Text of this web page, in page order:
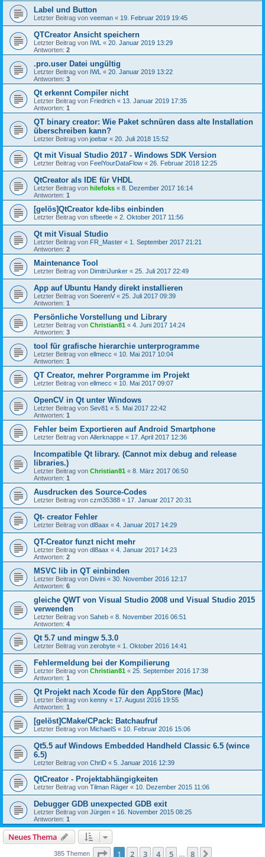
Label und Button
Letzter Beitrag von veeman « 19. Februar 2019 19:45
QTCreator Ansicht speichern
Letzter Beitrag von IWL « 20. Januar 2019 13:29
Antworten: 2
.pro.user Datei ungültig
Letzter Beitrag von IWL « 20. Januar 2019 13:22
Antworten: 3
Qt erkennt Compiler nicht
Letzter Beitrag von Friedrich « 13. Januar 2019 17:35
Antworten: 1
QT binary creator: Wie Paket schnüren dass alte Installation
überschreiben kann?
Letzter Beitrag von joebar « 20. Juli 2018 15:52
Qt mit Visual Studio 2017 - Windows SDK Version
Letzter Beitrag von FeelYourDataFlow « 26. Februar 2018 12:25
QtCreator als IDE für VHDL
Letzter Beitrag von hilefoks « 8. Dezember 2017 16:14
Antworten: 1
[gelös]QtCreator kde-libs einbinden
Letzter Beitrag von sfbeetle « 2. Oktober 2017 11:56
Qt mit Visual Studio
Letzter Beitrag von FR_Master « 1. September 2017 21:21
Antworten: 2
Maintenance Tool
Letzter Beitrag von DimitriJunker « 25. Juli 2017 22:49
App auf Ubuntu Handy direkt installieren
Letzter Beitrag von SoerenV « 25. Juli 2017 09:39
Antworten: 1
Persönliche Vorstellung und Library
Letzter Beitrag von Christian81 « 4. Juni 2017 14:24
Antworten: 3
tool für grafische hierarchie unterprogramme
Letzter Beitrag von ellmecc « 10. Mai 2017 10:04
Antworten: 1
QT Creator, mehrer Porgramme im Projekt
Letzter Beitrag von ellmecc « 10. Mai 2017 09:07
OpenCV in Qt unter Windows
Letzter Beitrag von Sev81 « 5. Mai 2017 22:42
Antworten: 1
Fehler beim Exportieren auf Android Smartphone
Letzter Beitrag von Allerknappe « 17. April 2017 12:36
Incompatible Qt library. (Cannot mix debug and release
libraries.)
Letzter Beitrag von Christian81 « 8. März 2017 06:50
Antworten: 1
Ausdrucken des Source-Codes
Letzter Beitrag von czm35388 « 17. Januar 2017 20:31
Qt- creator Fehler
Letzter Beitrag von dl8aax « 4. Januar 2017 14:29
QT-Creator funzt nicht mehr
Letzter Beitrag von dl8aax « 4. Januar 2017 14:23
Antworten: 2
MSVC lib in QT einbinden
Letzter Beitrag von Divini « 30. November 2016 12:17
Antworten: 6
gleiche QWT von Visual Studio 2008 und Visual Studio 2015
verwenden
Letzter Beitrag von Saheb « 8. November 2016 06:51
Antworten: 4
Qt 5.7 und mingw 5.3.0
Letzter Beitrag von zerobyte « 1. Oktober 2016 14:41
Fehlermeldung bei der Kompilierung
Letzter Beitrag von Christian81 « 25. September 2016 17:38
Antworten: 1
Qt Projekt nach Xcode für den AppStore (Mac)
Letzter Beitrag von kenny « 17. August 2016 19:55
Antworten: 1
[gelöst]CMake/CPack: Batchaufruf
Letzter Beitrag von MichaelS « 10. Februar 2016 15:06
Qt5.5 auf Windows Embedded Handheld Classic 6.5 (wince
6.5)
Letzter Beitrag von ChriD « 5. Januar 2016 12:39
QtCreator - Projektabhängigkeiten
Letzter Beitrag von Tilman Räger « 10. Dezember 2015 11:06
Debugger GDB unexpected GDB exit
Letzter Beitrag von Jürgen « 16. November 2015 08:25
Antworten: 1
Neues Thema
385 Themen Seite 1von
1 2 3 4 5 8